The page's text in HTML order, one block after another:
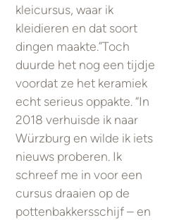
kleicursus, waar ik
kleidieren en dat soort
dingen maakte.”Toch
duurde het nog een tijdje
voordat ze het keramiek
echt serieus oppakte. “In
2018 verhuisde ik naar
Würzburg en wilde ik iets
nieuws proberen. Ik
schreef me in voor een
cursus draaien op de
pottenbakkersschijf – en